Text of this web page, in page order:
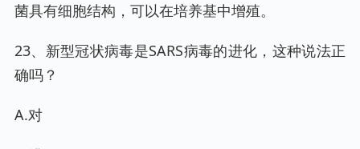
菌具有细胞结构，可以在培养基中增殖。
23、新型冠状病毒是SARS病毒的进化，这种说法正
确吗？
A.对